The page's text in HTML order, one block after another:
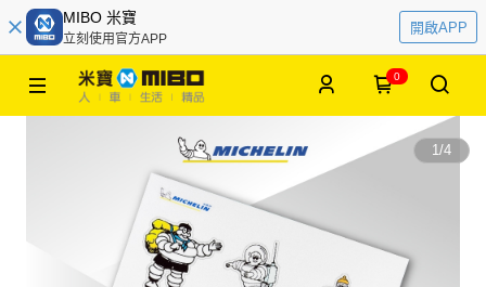
MIBO 米寶
立刻使用官方APP
開啟APP
0
1/4